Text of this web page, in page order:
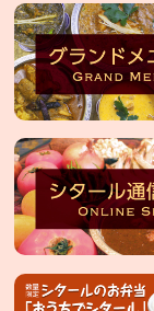
用
食
材
卸
販
売
個
人
情
報